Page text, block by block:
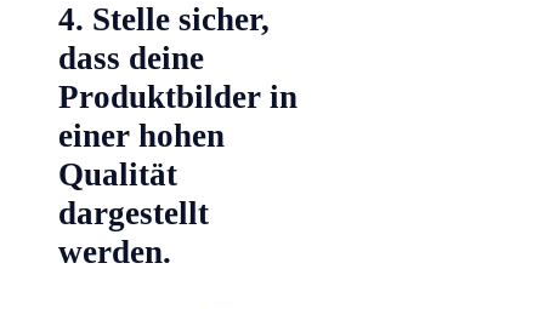
4. Stelle sicher,
dass deine
Produktbilder in
einer hohen
Qualität
dargestellt
werden.